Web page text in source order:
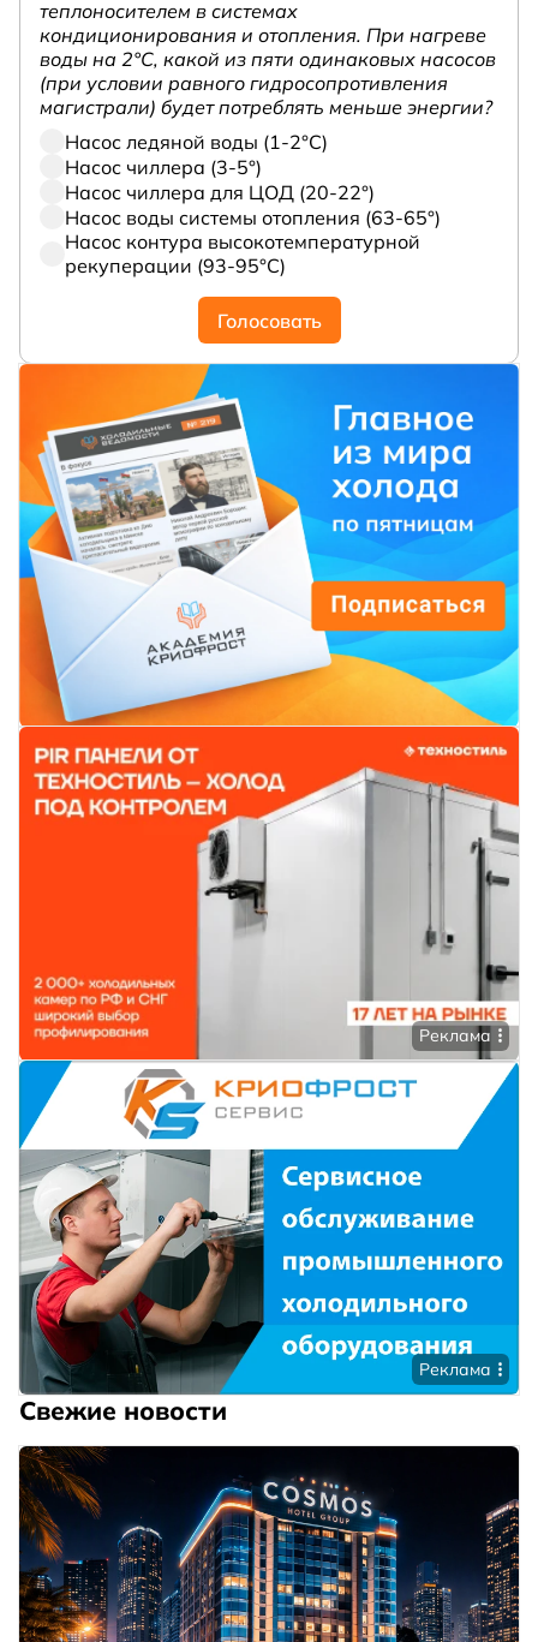
теплоносителем в системах
кондиционирования и отопления. При нагреве
воды на 2°С, какой из пяти одинаковых насосов
(при условии равного гидросопротивления
магистрали) будет потреблять меньше энергии?
Насос ледяной воды (1-2°С)
Насос чиллера (3-5°)
Насос чиллера для ЦОД (20-22°)
Насос воды системы отопления (63-65°)
Насос контура высокотемпературной
рекуперации (93-95°С)
Голосовать
Реклама
Реклама
Свежие новости